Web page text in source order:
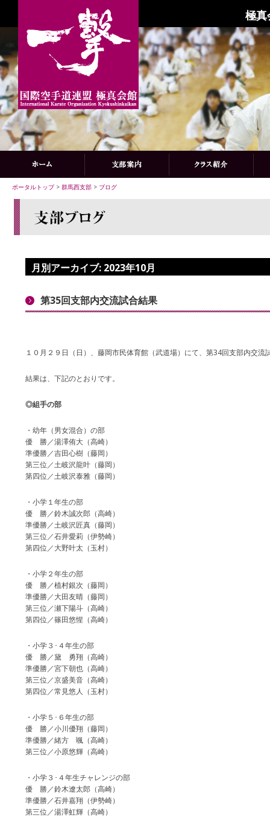
極真
ポータルトップ> 群馬西支部 > ブログ
月別アーカイブ: 2023年10月
第35回支部内交流試合結果
１０月２９日（日）、藤岡市民体育館（武道場）にて、第34回支部内交流
結果は、下記のとおりです。
◎組手の部
・幼年（男女混合）の部
優 勝／湯澤侑大（高崎）
準優勝／吉田心樹（藤岡）
第三位／土岐沢龍叶（藤岡）
第四位／土岐沢泰雅（藤岡）
・小学１年生の部
優 勝／鈴木誠次郎（高崎）
準優勝／土岐沢匠真（藤岡）
第三位／石井愛莉（伊勢崎）
第四位／大野叶太（玉村）
・小学２年生の部
優 勝／植村銀次（藤岡）
準優勝／大田友晴（藤岡）
第三位／瀬下陽斗（高崎）
第四位／篠田悠惺（高崎）
・小学３･４年生の部
優 勝／黛 勇翔（高崎）
準優勝／宮下朝也（高崎）
第三位／京盛美音（高崎）
第四位／常見悠人（玉村）
・小学５･６年生の部
優 勝／小川優翔（藤岡）
準優勝／緒方 颯（高崎）
第三位／小原悠輝（高崎）
・小学３･４年生チャレンジの部
優 勝／鈴木遼太郎（高崎）
準優勝／石井嘉翔（伊勢崎）
第三位／湯澤虹輝（高崎）